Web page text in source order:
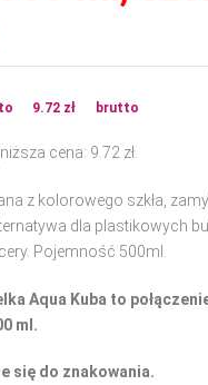
9.72 zł brutto
cena: 9.72 zł.
z kolorowego szkła,
dla plastikowych
Pojemność 500ml.
Aqua Kuba to
ml.
się do znakowania.